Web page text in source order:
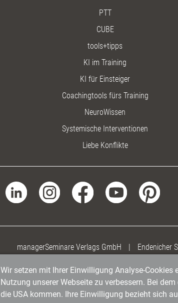
PTT
CUBE
tools+tipps
KI im Training
KI für Einsteiger
Coachingtools fürs Training
NeuroWissen
Systemische Interventionen
Liebe Konflikte
managerSeminare Verlags GmbH | Endenicher
Wir setzen mit Ihrer Einwilligung Analyse-
Nutzung unserer Webseite zu verbessern. Bei
die USA kommen. Ihre Einwilligung bezieht sich